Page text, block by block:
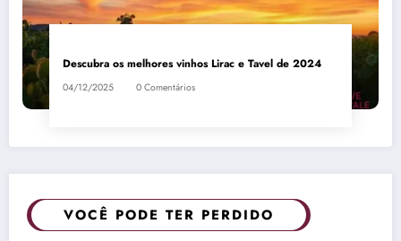
Descubra os melhores vinhos Lirac e Tavel de 2024
04/12/2025 0 Comentários
VOCÊ PODE TER PERDIDO